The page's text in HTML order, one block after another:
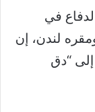
في
لندن، إن
إلى “دق